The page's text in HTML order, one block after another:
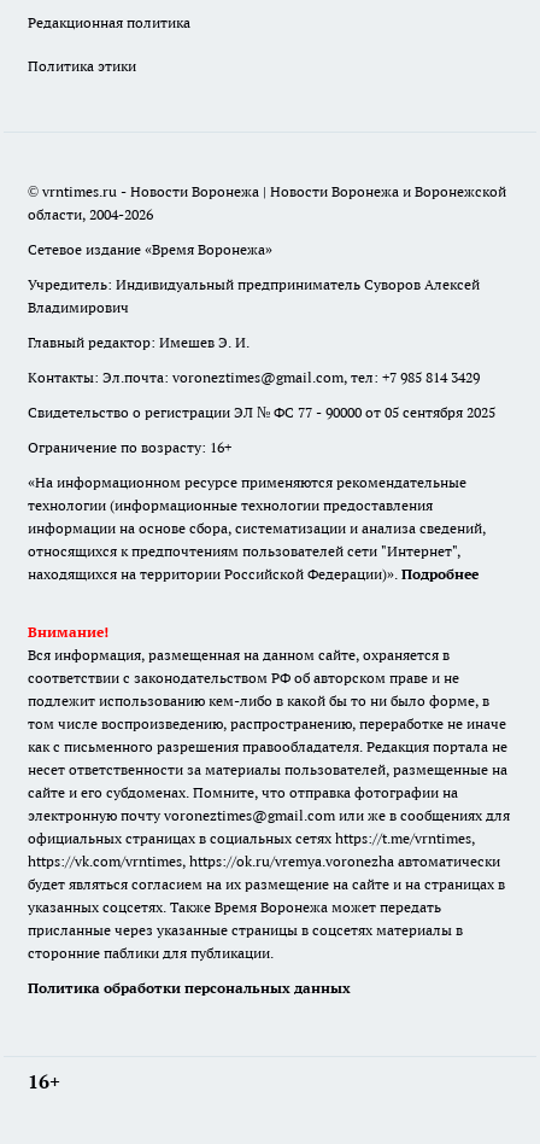
Редакционная политика
Политика этики
© vrntimes.ru - Новости Воронежа | Новости Воронежа и Воронежской
области, 2004-2026
Сетевое издание «Время Воронежа»
Учредитель: Индивидуальный предприниматель Суворов Алексей
Владимирович
Главный редактор: Имешев Э. И.
Контакты: Эл.почта: voroneztimes@gmail.com, тел: +7 985 814 3429
Свидетельство о регистрации ЭЛ № ФС 77 - 90000 от 05 сентября 2025
Ограничение по возрасту: 16+
«На информационном ресурсе применяются рекомендательные
технологии (информационные технологии предоставления
информации на основе сбора, систематизации и анализа сведений,
относящихся к предпочтениям пользователей сети "Интернет",
находящихся на территории Российской Федерации)». Подробнее
Внимание!
Вся информация, размещенная на данном сайте, охраняется в
соответствии с законодательством РФ об авторском праве и не
подлежит использованию кем-либо в какой бы то ни было форме, в
том числе воспроизведению, распространению, переработке не иначе
как с письменного разрешения правообладателя. Редакция портала не
несет ответственности за материалы пользователей, размещенные на
сайте и его субдоменах. Помните, что отправка фотографии на
электронную почту voroneztimes@gmail.com или же в сообщениях для
официальных страницах в социальных сетях https://t.me/vrntimes,
https://vk.com/vrntimes, https://ok.ru/vremya.voronezha автоматически
будет являться согласием на их размещение на сайте и на страницах в
указанных соцсетях. Также Время Воронежа может передать
присланные через указанные страницы в соцсетях материалы в
сторонние паблики для публикации.
Политика обработки персональных данных
16+